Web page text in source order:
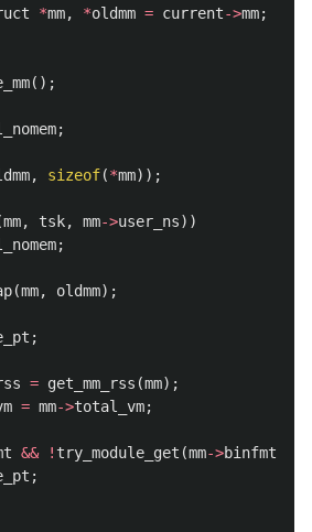
*mm, *oldmm = current->mm;
();
;
, sizeof(*mm));
mm, tsk, mm->user_ns))
;
(mm, oldmm);
;
= get_mm_rss (mm);
= mm->total_vm;
&& ! try_module_get (mm->binfmt
;